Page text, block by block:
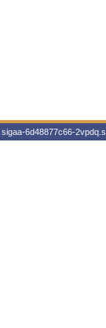
6d48877c66-